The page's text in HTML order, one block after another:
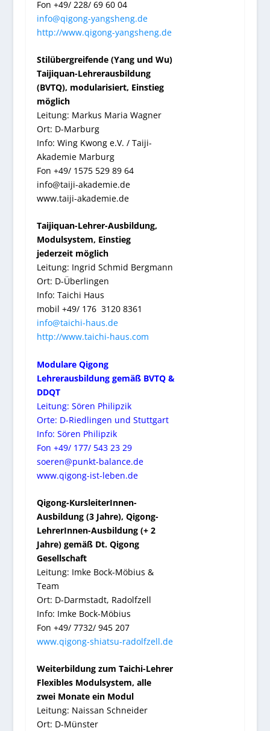
Fon +49/ 228/ 69 60 04
info@qigong-yangsheng.de
http://www.qigong-yangsheng.de
Stilübergreifende (Yang und Wu)
Taijiquan-Lehrerausbildung
(BVTQ), modularisiert, Einstieg
möglich
Leitung: Markus Maria Wagner
Ort: D-Marburg
Info: Wing Kwong e.V. / Taiji-
Akademie Marburg
Fon +49/ 1575 529 89 64
info@taiji-akademie.de
www.taiji-akademie.de
Taijiquan-Lehrer-Ausbildung,
Modulsystem, Einstieg
jederzeit möglich
Leitung: Ingrid Schmid Bergmann
Ort: D-Überlingen
Info: Taichi Haus
mobil +49/ 176 3120 8361
info@taichi-haus.de
http://www.taichi-haus.com
Modulare Qigong
Lehrerausbildung gemäß BVTQ &
DDQT
Leitung: Sören Philipzik
Orte: D-Riedlingen und Stuttgart
Info: Sören Philipzik
Fon +49/ 177/ 543 23 29
soeren@punkt-balance.de
www.qigong-ist-leben.de
Qigong-KursleiterInnen-
Ausbildung (3 Jahre), Qigong-
LehrerInnen-Ausbildung (+ 2
Jahre) gemäß Dt. Qigong
Gesellschaft
Leitung: Imke Bock-Möbius &
Team
Ort: D-Darmstadt, Radolfzell
Info: Imke Bock-Möbius
Fon +49/ 7732/ 945 207
www.qigong-shiatsu-radolfzell.de
Weiterbildung zum Taichi-Lehrer
Flexibles Modulsystem, alle
zwei Monate ein Modul
Leitung: Naissan Schneider
Ort: D-Münster